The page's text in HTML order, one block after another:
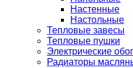
Настенные
Настольные
Тепловые завесы
Тепловые пушки
Электрические
Радиаторы